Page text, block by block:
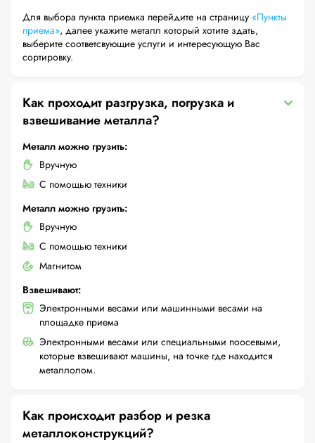
Для выбора пункта приемка перейдите на страницу «Пункты
приема», далее укажите металл который хотите здать,
выберите соответсвующие услуги и интересующую Вас
сортировку.
Как проходит разгрузка, погрузка и
взвешивание металла?
Металл можно грузить:
Вручную
С помощью техники
Металл можно грузить:
Вручную
С помощью техники
Магнитом
Взвешивают:
Электронными весами или машинными весами на
площадке приема
Электронными весами или специальными поосевыми,
которые взвешивают машины, на точке где находится
металлолом.
Как происходит разбор и резка
металлоконструкций?